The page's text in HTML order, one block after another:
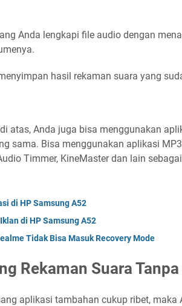
Anda lengkapi file audio dengan
hasil rekaman suara yang
atas, Anda juga bisa menggunakan
sama. Bisa menggunakan aplikasi
Timmer, KineMaster dan lain
di HP Samsung A52
di HP Samsung A52
Tidak Bisa Masuk Recovery Mode
Rekaman Suara
aplikasi tambahan cukup ribet, maka